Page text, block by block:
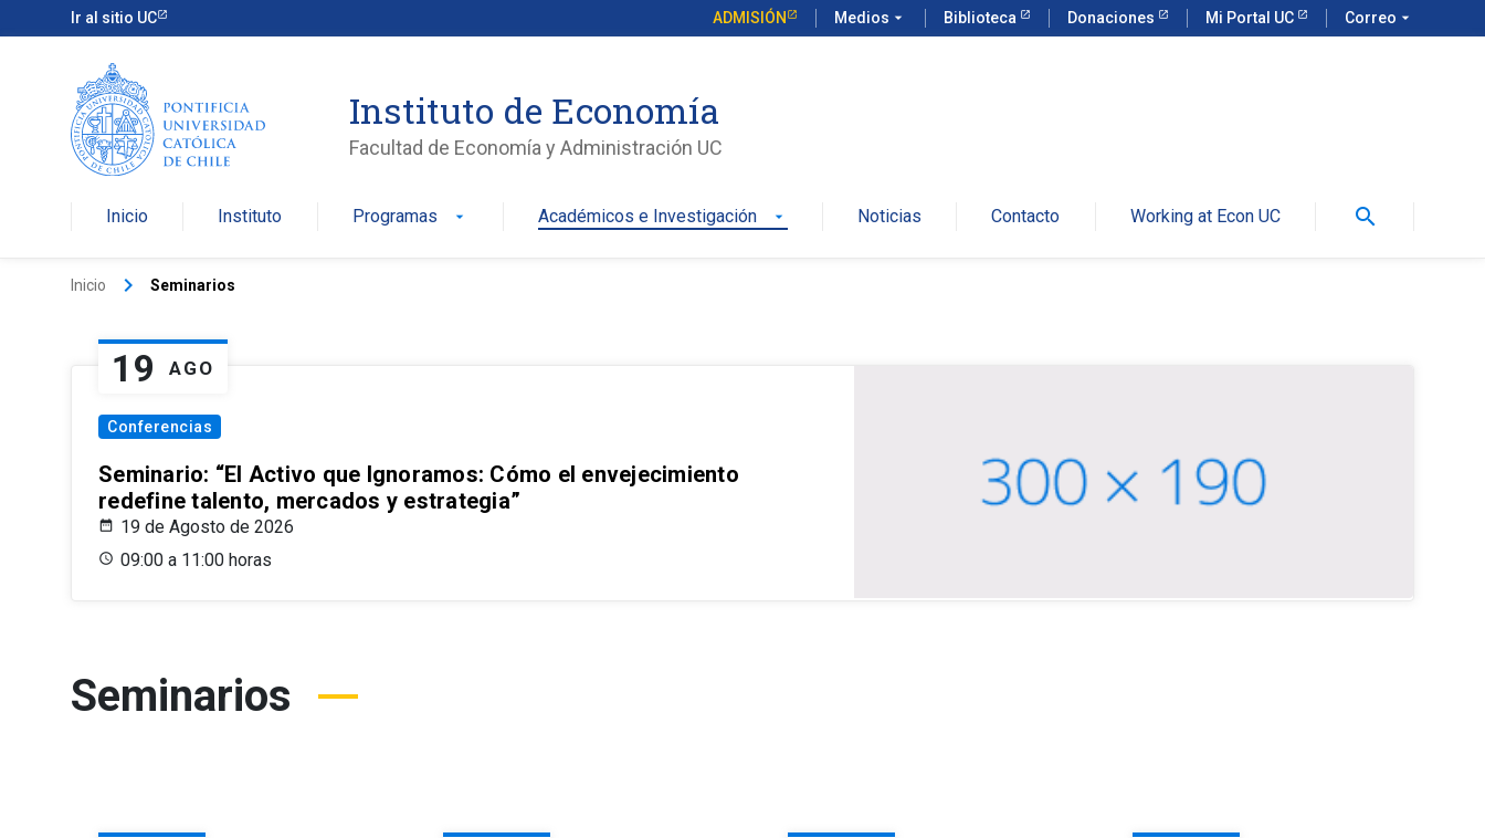
Ir al sitio UC ADMISIÓN Medios arrow_drop_down Biblioteca Donaciones Mi Portal UC Correo arrow_drop_down
Instituto de Economía
Facultad de Economía y Administración UC
Inicio Instituto Programas arrow_drop_down Académicos e Investigación arrow_drop_down Noticias Contacto Working at Econ UC search
Inicio keyboard_arrow_right Seminarios
19 AGO
Conferencias
Seminario: “El Activo que Ignoramos: Cómo el envejecimiento
redefine talento, mercados y estrategia”
19 de Agosto de 2026
09:00 a 11:00 horas
Seminarios